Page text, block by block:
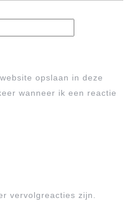
opslaan in deze
wanneer ik een reactie
vervolgreacties zijn.